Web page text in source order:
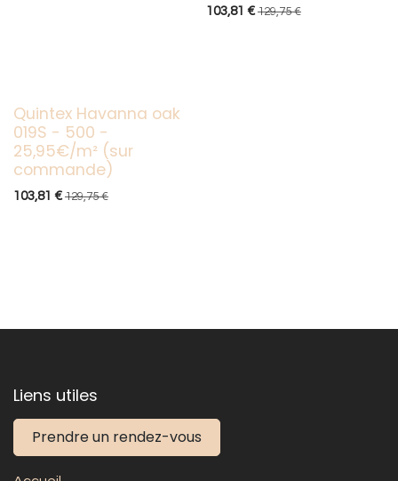
103,81 € 129,75€
Quintex Havanna oak
019S - 500 -
25,95€/m² (sur
commande)
103,81 € 129,75€
Liens utiles
Prendre un rendez-vous